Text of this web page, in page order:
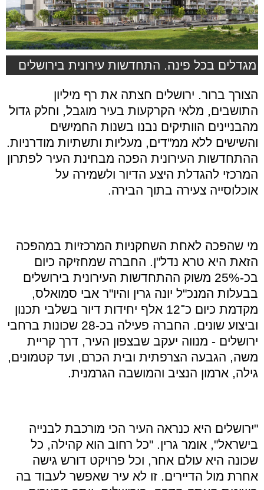
מגדלים בכל פינה. התחדשות עירונית בירושלים
הצורך ברור. ירושלים חצתה את רף מיליון
התושבים, מלאי הקרקעות בעיר מוגבל, וחלק גדול
מהבניינים הוותיקים נבנו בשנות החמישים
והשישים ללא ממ"דים, מעליות ותשתיות מודרניות.
ההתחדשות העירונית הפכה מבחינת העיר לפתרון
המרכזי להגדלת היצע הדיור ולשמירה על
אוכלוסייה צעירה בתוך הבירה.
מי שהפכה לאחת השחקניות המרכזיות במהפכה
הזאת היא טרא נדל"ן. החברה שמחזיקה כיום
בכ-25%
משוק ההתחדשות העירונית בירושלים
בבעלות המנכ"ל יונה גרין והיו"ר אבי סמואלס,
מקדמת כיום כ־12 אלף יחידות דיור בשלבי תכנון
וביצוע שונים. החברה פעילה בכ-28
שכונות ברחבי
ירושלים - מנווה יעקב שבצפון העיר, דרך קריית
משה, הגבעה הצרפתית ובית הכרם, ועד קטמונים,
גילה, ארמון הנציב והמושבה הגרמנית.
"ירושלים היא כנראה העיר הכי מורכבת לבנייה
בישראל", אומר גרין. "כל רחוב הוא קהילה, כל
שכונה היא עולם אחר, וכל פרויקט דורש גישה
אחרת מול הדיירים. זו לא עיר שאפשר לעבוד בה